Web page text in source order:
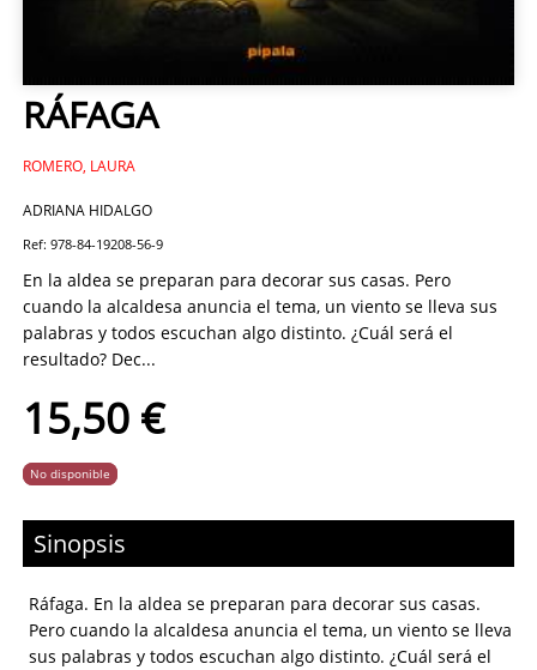
RÁFAGA
ROMERO, LAURA
ADRIANA HIDALGO
Ref: 978-84-19208-56-9
En la aldea se preparan para decorar sus casas. Pero
cuando la alcaldesa anuncia el tema, un viento se lleva sus
palabras y todos escuchan algo distinto. ¿Cuál será el
resultado? Dec...
15,50 €
No disponible
Sinopsis
Ráfaga. En la aldea se preparan para decorar sus casas.
Pero cuando la alcaldesa anuncia el tema, un viento se lleva
sus palabras y todos escuchan algo distinto. ¿Cuál será el